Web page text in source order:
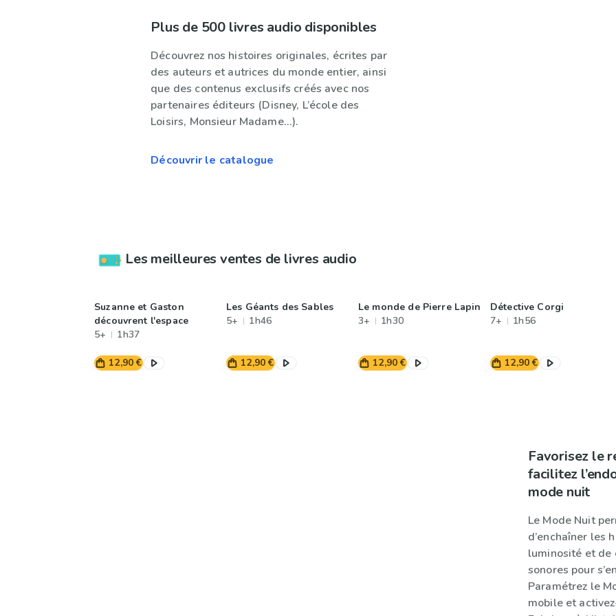
Plus de 500 livres audio disponibles
Découvrez nos histoires originales, écrites par
des auteurs et autrices du monde entier, ainsi
que des contenus exclusifs créés avec nos
partenaires éditeurs (Disney, L’école des
Loisirs, Monsieur Madame...).
Découvrir le catalogue
Les meilleures ventes de livres audio
Suzanne et Gaston
découvrent l'espace
5+
1h37
12,90 €
Les Géants des Sables
5+
1h46
12,90 €
Le monde de Pierre Lapin
3+
1h30
12,90 €
Détective Corgi
7+
1h56
12,90 €
Favorisez le
facilitez
mode nuit
Le Mode Nuit
d’enchaîner les
luminosité et de
sonores pour
Paramétrez le
mobile et